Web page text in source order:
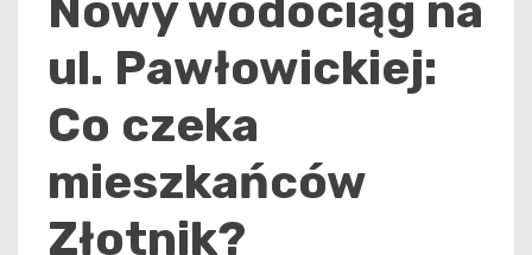
Nowy wodociąg na
ul. Pawłowickiej:
Co czeka
mieszkańców
Złotnik?